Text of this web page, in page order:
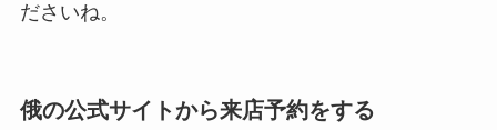
ださいね。
俄の公式サイトから来店予約をする